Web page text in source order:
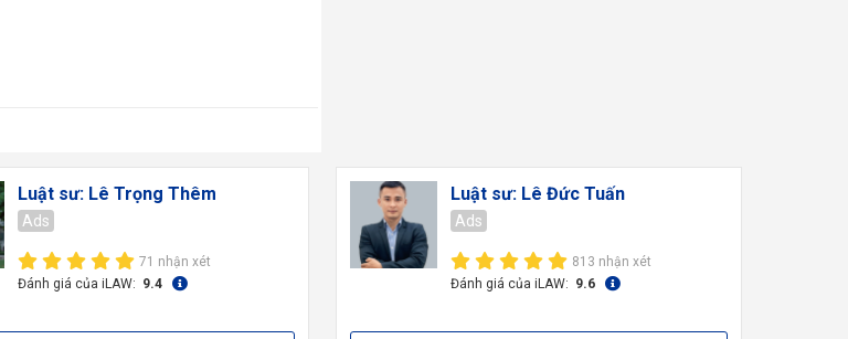
Luật sư: Lê Trọng Thêm
Ads
71 nhận xét
Đánh giá của iLAW: 9.4
Luật sư: Lê Đức Tuấn
Ads
813 nhận xét
Đánh giá của iLAW: 9.6